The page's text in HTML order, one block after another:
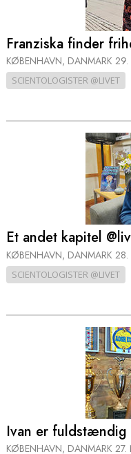
Franziska finder
KØBENHAVN, DANMARK 29.
SCIENTOLOGISTER @LIVET
Et andet kapitel
KØBENHAVN, DANMARK 28.
SCIENTOLOGISTER @LIVET
Ivan er
KØBENHAVN, DANMARK 27.